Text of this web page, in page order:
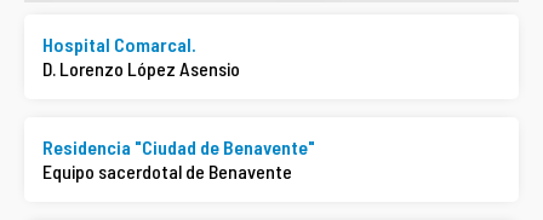
Hospital Comarcal.
D. Lorenzo López Asensio
Residencia "Ciudad de Benavente"
Equipo sacerdotal de Benavente
ASOCIACIONES DE FIELES
SERVICIO SOCIAL